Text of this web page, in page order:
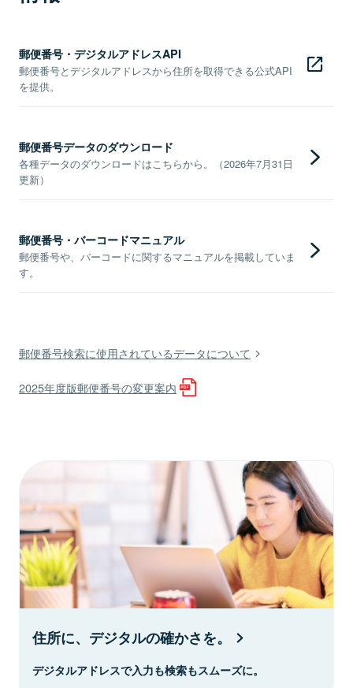
郵便番号・デジタルアドレスAPI
郵便番号とデジタルアドレスから住所を取得できる公式API
を提供。
郵便番号データのダウンロード
各種データのダウンロードはこちらから。（2026年7月31日
更新）
郵便番号・バーコードマニュアル
郵便番号や、バーコードに関するマニュアルを掲載していま
す。
郵便番号検索に使用されているデータについて
2025年度版郵便番号の変更案内
住所に、デジタルの確かさを。
デジタルアドレスで入力も検索もスムーズに。